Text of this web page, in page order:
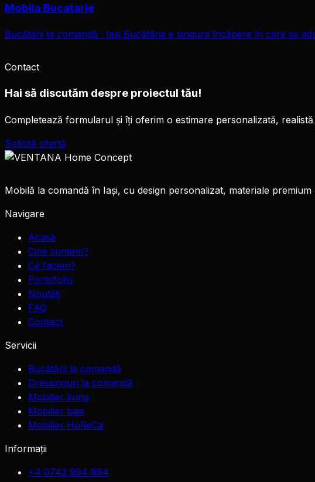
Mobila Bucatarie
Bucătării la comandă · Iași Bucătăria e singura încăpere în care se
Contact
Hai să discutăm despre proiectul tău!
Completează formularul și îți oferim o estimare personalizată, realistă
Solicită ofertă
Mobilă la comandă în Iași, cu design personalizat, materiale premium
Navigare
Acasă
Cine suntem?
Ce facem?
Portofoliu
Noutăți
FAQ
Contact
Servicii
Bucătării la comandă
Dressinguri la comandă
Mobilier living
Mobilier baie
Mobilier HoReCa
Informații
+4 0743 994 994